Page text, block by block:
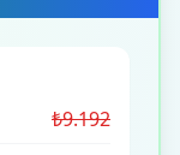
₺9.192